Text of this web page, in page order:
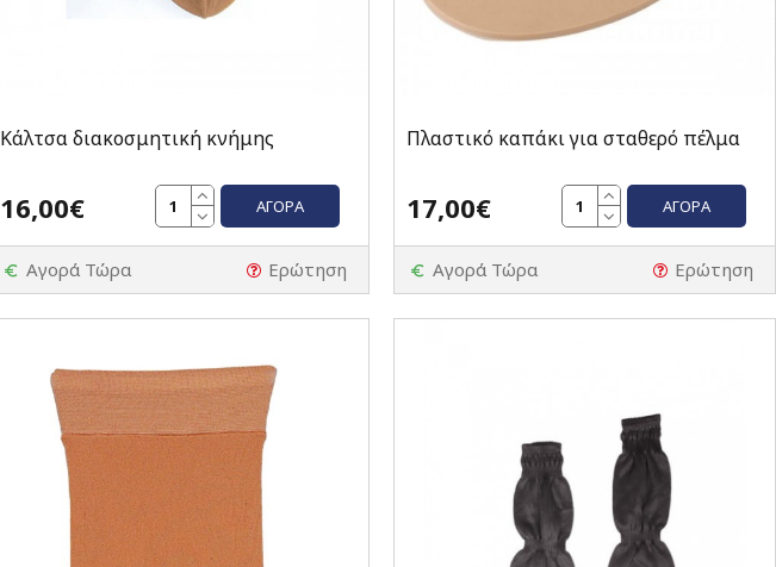
Κάλτσα διακοσμητική κνήμης
16,00€ ΑΓΟΡΆ
Αγορά Τώρα Ερώτηση
Πλαστικό καπάκι για σταθερό πέλμα
17,00€ ΑΓΟΡΆ
Αγορά Τώρα Ερώτηση